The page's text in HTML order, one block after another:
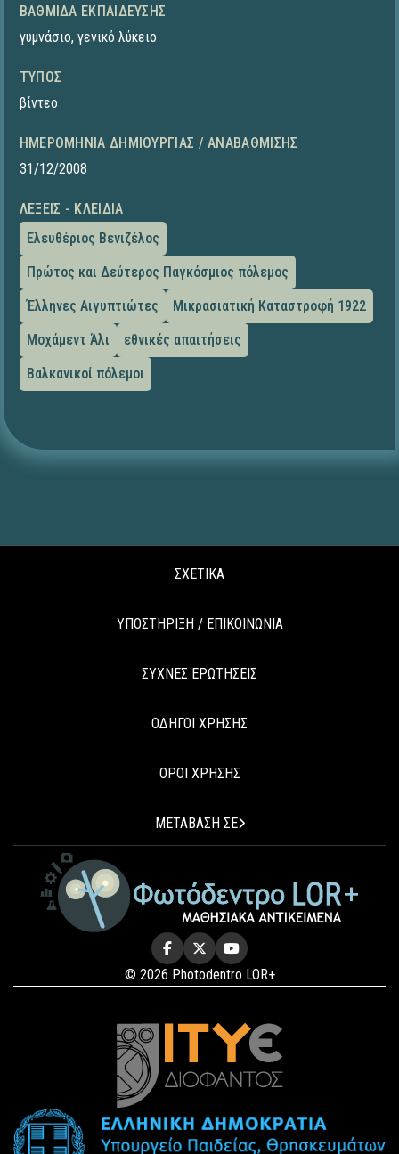
ΒΑΘΜΊΔΑ ΕΚΠΑΊΔΕΥΣΗΣ
γυμνάσιο, γενικό λύκειο
ΤΎΠΟΣ
βίντεο
ΗΜΕΡΟΜΗΝΊΑ ΔΗΜΙΟΥΡΓΊΑΣ / ΑΝΑΒΆΘΜΙΣΗΣ
31/12/2008
ΛΈΞΕΙΣ - ΚΛΕΙΔΙΆ
Ελευθέριος Βενιζέλος
Πρώτος και Δεύτερος Παγκόσμιος πόλεμος
Έλληνες Αιγυπτιώτες
Μικρασιατική Καταστροφή 1922
Μοχάμεντ Άλι
εθνικές απαιτήσεις
Βαλκανικοί πόλεμοι
ΣΧΕΤΙΚΑ
ΥΠΟΣΤΗΡΙΞΗ / ΕΠΙΚΟΙΝΩΝΙΑ
ΣΥΧΝΕΣ ΕΡΩΤΗΣΕΙΣ
ΟΔΗΓΟΙ ΧΡΗΣΗΣ
ΟΡΟΙ ΧΡΗΣΗΣ
ΜΕΤΑΒΑΣΗ ΣΕ
© 2026 Photodentro LOR+